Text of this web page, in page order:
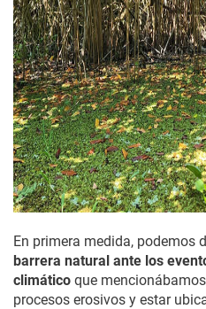
En primera medida, podemos
barrera natural ante los
climático que
procesos erosivos y estar